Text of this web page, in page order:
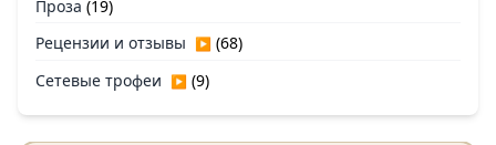
Проза (19)
Рецензии и отзывы ▶ (68)
Сетевые трофеи ▶ (9)